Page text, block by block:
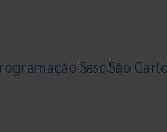
Sesc São